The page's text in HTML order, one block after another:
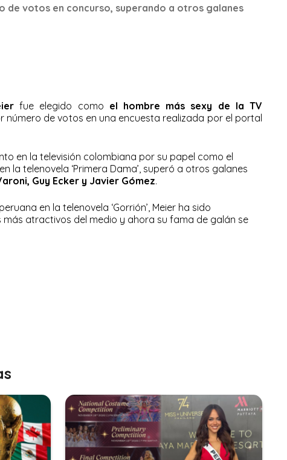
de votos en concurso, superando a otros galanes
fue elegido como el hombre más sexy de la TV
número de votos en una encuesta realizada por el portal
en la televisión colombiana por su papel como el
la telenovela ‘Primera Dama’, superó a otros galanes
Guy Ecker y Javier Gómez.
en la telenovela ‘Gorrión’, Meier ha sido
atractivos del medio y ahora su fama de galán se